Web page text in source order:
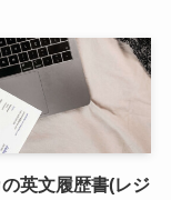
英文履歴書(レジ